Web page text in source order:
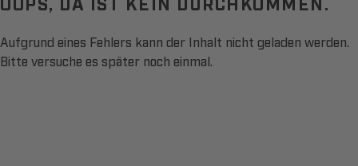
Aufgrund eines Fehlers kann der Inhalt nicht geladen werden.
Bitte versuche es später noch einmal.